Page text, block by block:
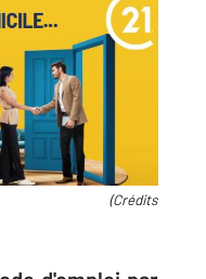
(Crédits